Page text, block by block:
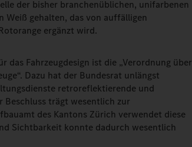
der bisher branchenüblichen, unifarbenen
Weiß gehalten, das von auffälligen
ergänzt wird.
das Fahrzeugdesign ist die „Verordnung über
Dazu hat der Bundesrat unlängst
retroreflektierende und
Beschluss trägt wesentlich zur
des Kantons Zürich verwendet diese
Sichtbarkeit konnte dadurch wesentlich